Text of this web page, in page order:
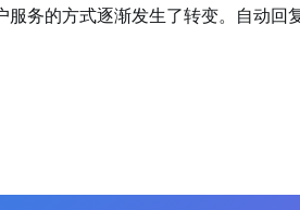
服务的方式逐渐发生了转变。自动